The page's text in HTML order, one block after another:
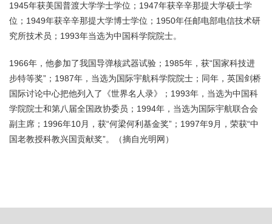
1945年获美国普渡大学学士学位；1947年获辛辛那提大学硕士学
位；1949年获辛辛那提大学博士学位；1950年任邮电部电信技术研
究所技术员；1993年当选为中国科学院院士。
1966年，他参加了我国导弹核武器试验；1985年，获“国家科技进
步特等奖”；1987年，当选为国际宇航科学院院士；同年，英国剑桥
国际讨论中心把他列入了《世界名人录》；1993年，当选为中国科
学院院士和第八届全国政协委员；1994年，当选为国际宇航联合会
副主席；1996年10月，获“何梁何利基金奖”；1997年9月，荣获“中
国老教授科教兴国贡献奖”。（摘自光明网）